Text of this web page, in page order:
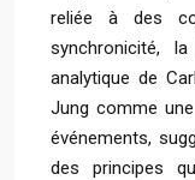
reliée à des
synchronicité,
analytique de
Jung comme
événements,
des principes